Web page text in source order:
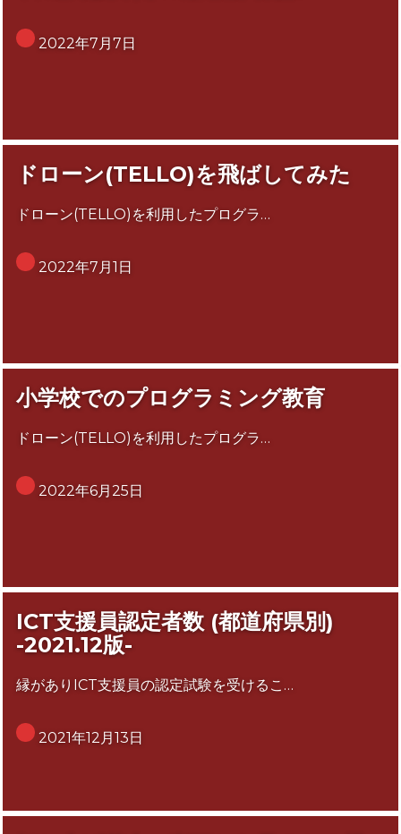
2022年7月7日
ドローン(TELLO)を飛ばしてみた
ドローン(TELLO)を利用したプログラ…
2022年7月1日
小学校でのプログラミング教育
ドローン(TELLO)を利用したプログラ…
2022年6月25日
ICT支援員認定者数 (都道府県別)
-2021.12版-
縁がありICT支援員の認定試験を受けるこ…
2021年12月13日